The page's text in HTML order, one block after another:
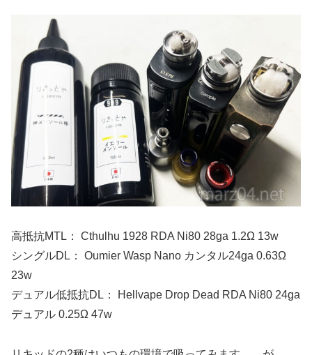
高抵抗MTL： Cthulhu 1928 RDA Ni80 28ga 1.2Ω 13w
シングルDL： Oumier Wasp Nano カンタル24ga 0.63Ω
23w
デュアル低抵抗DL： Hellvape Drop Dead RDA Ni80 24ga
デュアル 0.25Ω 47w